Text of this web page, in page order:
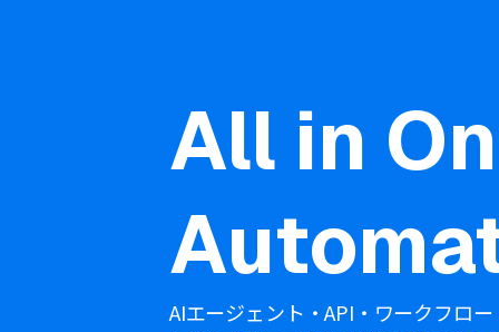
All in
AIエージェント・API・ワークフロー